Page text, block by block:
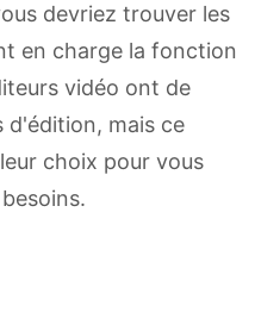
devriez trouver les
en charge la fonction
vidéo ont de
d'édition, mais ce
choix pour vous